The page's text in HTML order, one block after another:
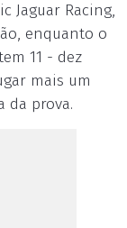
Jaguar Racing,
enquanto o
11 - dez
mais um
da prova.